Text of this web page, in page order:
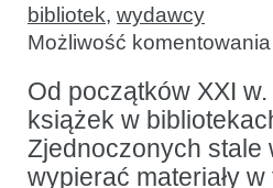
bibliotek, wydawcy
Możliwość komentowania
Od początków XXI
książek w
Zjednoczonych stale
wypierać materiały